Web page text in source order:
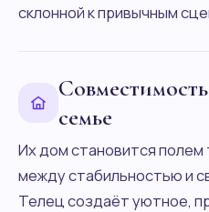
склонной к привычным
семье
Их дом становится полем
между стабильностью и
Телец создаёт уютное,